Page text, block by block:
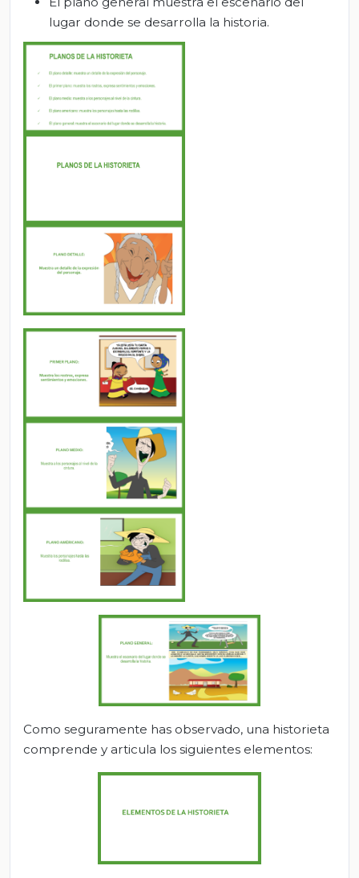
lugar donde se desarrolla la historia.
Como seguramente has observado, una historieta
comprende y articula los siguientes elementos: